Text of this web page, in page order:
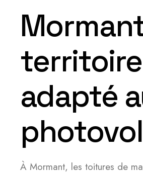
territoire
adapté
À Mormant, les toitures de